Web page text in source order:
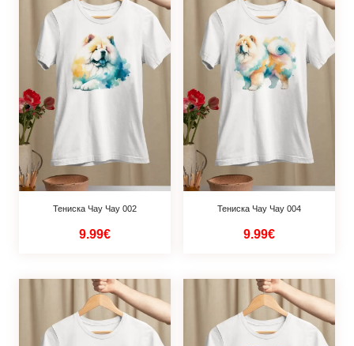
Тениска Чау Чау 002
9.99€
Тениска Чау Чау 004
9.99€